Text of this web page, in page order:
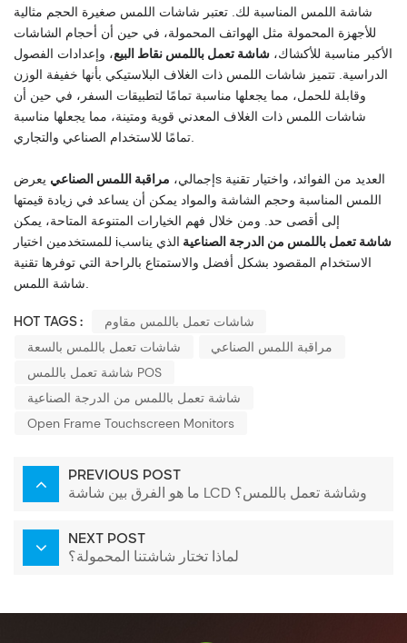
شاشة اللمس المناسبة لك. تعتبر شاشات اللمس صغيرة الحجم مثالية
للأجهزة المحمولة مثل الهواتف المحمولة، في حين أن أحجام الشاشات
الأكبر مناسبة للأكشاك، شاشة تعمل باللمس نقاط البيع، وإعدادات الفصول
الدراسية. تتميز شاشات اللمس ذات الغلاف البلاستيكي بأنها خفيفة الوزن
وقابلة للحمل، مما يجعلها مناسبة تمامًا لتطبيقات السفر، في حين أن
شاشات اللمس ذات الغلاف المعدني قوية ومتينة، مما يجعلها مناسبة
تمامًا للاستخدام الصناعي والتجاري.
إجمالي، مراقبة اللمس الصناعي يعرض s
اللمس المناسبة وحجم الشاشة والمواد يمكن أن يساعد في زيادة قيمتها
إلى أقصى حد. ومن خلال فهم الخيارات المتنوعة المتاحة، يمكن
للمستخدمين اختيار i
شاشة تعمل باللمس من الدرجة الصناعية الذي يناسب
الاستخدام المقصود بشكل أفضل والاستمتاع بالراحة التي توفرها تقنية
شاشة اللمس.
HOT TAGS :
شاشات تعمل باللمس مقاوم
شاشات تعمل باللمس بالسعة
مراقبة اللمس الصناعي
شاشة تعمل باللمس POS
شاشة تعمل باللمس من الدرجة الصناعية
Open Frame Touchscreen Monitors
PREVIOUS POST
ما هو الفرق بين شاشة LCD وشاشة تعمل باللمس؟
NEXT POST
لماذا تختار شاشتنا المحمولة؟